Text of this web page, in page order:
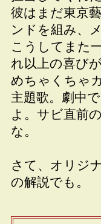
彼はまだ東京
ンドを組み、
こうしてまた
れ以上の喜び
めちゃくちゃ
主題歌。劇中
よ。サビ直前
な。
さて、オリジ
の解説でも。